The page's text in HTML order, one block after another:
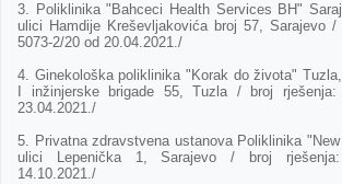
3. Poliklinika "Bahceci Health Services BH"
ulici Hamdije Kreševljakovića broj 57, Sarajevo /
5073-2/20 od 20.04.2021./
4. Ginekološka poliklinika "Korak do života"
I inžinjerske brigade 55, Tuzla / broj rješenja:
23.04.2021./
5. Privatna zdravstvena ustanova Poliklinika
ulici Lepenička 1, Sarajevo / broj rješenja:
14.10.2021./